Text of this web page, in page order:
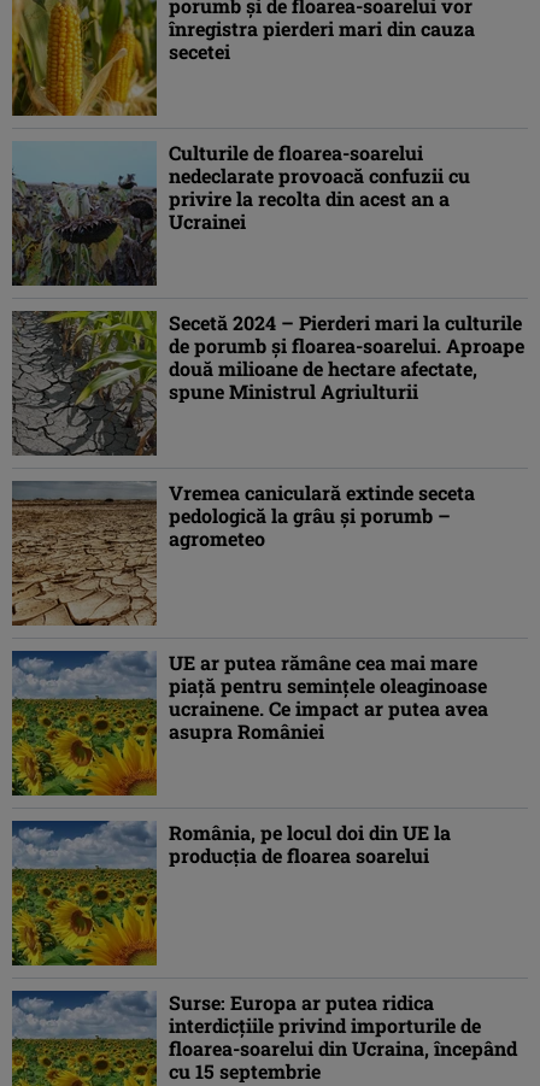
porumb şi de floarea-soarelui vor
înregistra pierderi mari din cauza
secetei
Culturile de floarea-soarelui
nedeclarate provoacă confuzii cu
privire la recolta din acest an a
Ucrainei
Secetă 2024 – Pierderi mari la culturile
de porumb şi floarea-soarelui. Aproape
două milioane de hectare afectate,
spune Ministrul Agriulturii
Vremea caniculară extinde seceta
pedologică la grâu şi porumb –
agrometeo
UE ar putea rămâne cea mai mare
piață pentru semințele oleaginoase
ucrainene. Ce impact ar putea avea
asupra României
România, pe locul doi din UE la
producția de floarea soarelui
Surse: Europa ar putea ridica
interdicțiile privind importurile de
floarea-soarelui din Ucraina, începând
cu 15 septembrie